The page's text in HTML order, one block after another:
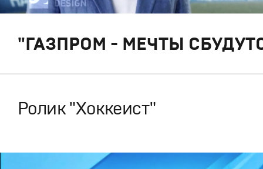
"ГАЗПРОМ - МЕЧТЫ
Ролик "Хоккеист"